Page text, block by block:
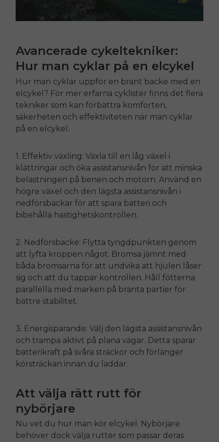
Avancerade cykeltekniker:
Hur man cyklar på en elcykel
Hur man cyklar uppför en brant backe med en
elcykel? För mer erfarna cyklister finns det flera
tekniker som kan förbättra komforten,
säkerheten och effektiviteten när man cyklar
på en elcykel.
1. Effektiv växling: Växla till en låg växel i
klättringar och öka assistansnivån för att minska
belastningen på benen och motorn. Använd en
högre växel och den lägsta assistansnivån i
nedförsbackar för att spara batteri och
bibehålla hastighetskontrollen.
2. Nedförsbacke: Flytta tyngdpunkten genom
att lyfta kroppen något. Bromsa jämnt med
båda bromsarna för att undvika att hjulen låser
sig och att du tappar kontrollen. Håll fötterna
parallella med marken på branta partier för
bättre stabilitet.
3. Energisparande: Välj den lägsta assistansnivån
och trampa aktivt på plana vägar. Detta sparar
batterikraft på svåra sträckor och förlänger
körsträckan innan du laddar.
Att välja rätt rutt för
nybörjare
Nu vet du hur man kör elcykel. Nybörjare
behöver dock välja rutter som passar deras